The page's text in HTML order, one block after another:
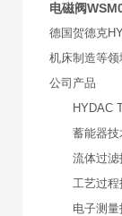
电磁阀
德国贺德克
机床制造等
公司产品
HYDAC
蓄能器技术
流体过滤技
工艺过程技
电子测量技